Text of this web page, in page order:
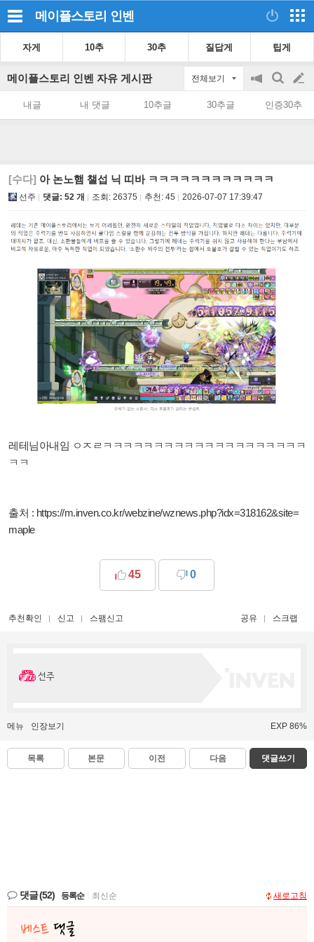
메이플스토리 인벤
자게 10추 30추 질답게 팁게
메이플스토리 인벤 자유 게시판 전체보기
공
on/off
검
색
글
쓰
내글 내 댓글 10추글 30추글 인증30추
[수다] 아 논노햄 챌섭 닉 띠바 ㅋㅋㅋㅋㅋㅋㅋㅋㅋㅋㅋㅋ
선주 댓글: 52 개 조회: 26375 추천: 45 2026-07-07 17:39:47
레테님아내임 ㅇㅈㄹㅋㅋㅋㅋㅋㅋㅋㅋㅋㅋㅋㅋㅋㅋㅋㅋㅋㅋㅋㅋ
ㅋㅋ
출처 : https://m.inven.co.kr/webzine/wznews.php?idx=318162&site=
maple
45 0
추천확인 신고 스팸신고 공유 스크랩
선주
메뉴 인장보기 EXP 86%
목록 본문 이전 다음 댓글쓰기
댓글(52) 등록순 최신순 새로고침